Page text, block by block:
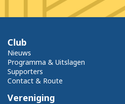
Club
Nieuws
Programma & Uitslagen
Supporters
Contact & Route
Vereniging